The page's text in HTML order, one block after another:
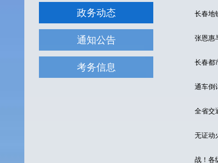
政务动态
通知公告
考务信息
长春地
张恩惠
长春都
通车倒
全省交
无证动
战！各